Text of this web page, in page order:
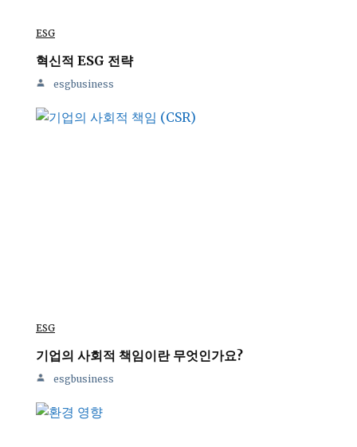
ESG
혁신적 ESG 전략
esgbusiness
ESG
기업의 사회적 책임이란 무엇인가요?
esgbusiness